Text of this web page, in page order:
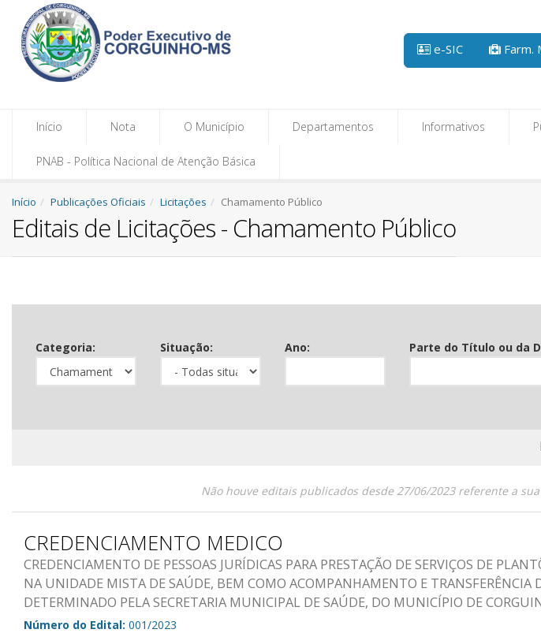
e-SIC Farm.
Início Nota O Município Departamentos Informativos
PNAB - Política Nacional de Atenção Básica
Início Publicações Oficiais Licitações Chamamento Público
Editais de Licitações - Chamamento Público
Categoria: Situação: Ano:
Parte do Título ou da
Não houve editais publicados desde 27/06/2023 referente a
CREDENCIAMENTO MEDICO
CREDENCIAMENTO DE PESSOAS JURÍDICAS PARA PRESTAÇÃO DE SERVIÇOS DE
NA UNIDADE MISTA DE SAÚDE, BEM COMO ACOMPANHAMENTO E TRANSFERÊNCIA
DETERMINADO PELA SECRETARIA MUNICIPAL DE SAÚDE, DO MUNICÍPIO DE
Número do Edital: 001/2023